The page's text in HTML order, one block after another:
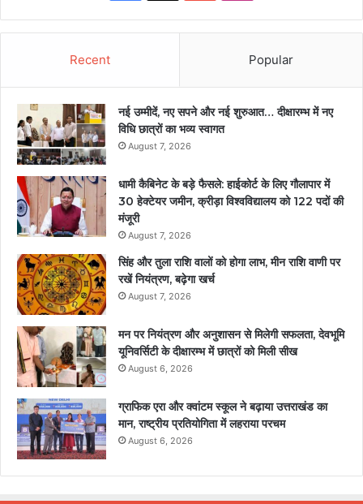
Recent Popular
नई उम्मीदें, नए सपने और नई शुरुआत… दीक्षारम्भ में नए
विधि छात्रों का भव्य स्वागत
August 7, 2026
धामी कैबिनेट के बड़े फैसले: हाईकोर्ट के लिए गौलापार में
30 हेक्टेयर जमीन, क्रीड़ा विश्वविद्यालय को 122 पदों की
मंजूरी
August 7, 2026
सिंह और तुला राशि वालों को होगा लाभ, मीन राशि वाणी पर
रखें नियंत्रण, बढ़ेगा खर्च
August 7, 2026
मन पर नियंत्रण और अनुशासन से मिलेगी सफलता, देवभूमि
यूनिवर्सिटी के दीक्षारम्भ में छात्रों को मिली सीख
August 6, 2026
ग्राफिक एरा और क्वांटम स्कूल ने बढ़ाया उत्तराखंड का
मान, राष्ट्रीय प्रतियोगिता में लहराया परचम
August 6, 2026